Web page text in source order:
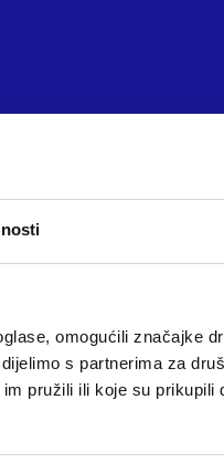
omogućili značajke
s partnerima za
pružili ili koje su prikupili